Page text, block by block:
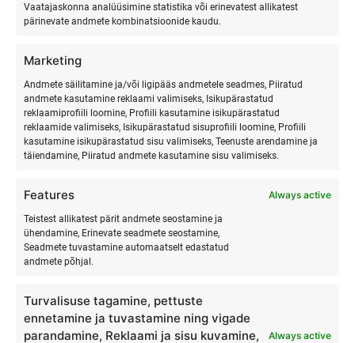
Vaatajaskonna analüüsimine statistika või erinevatest allikatest
pärinevate andmete kombinatsioonide kaudu.
Marketing
Andmete säilitamine ja/või ligipääs andmetele seadmes, Piiratud
andmete kasutamine reklaami valimiseks, Isikupärastatud
reklaamiprofiili loomine, Profiili kasutamine isikupärastatud
reklaamide valimiseks, Isikupärastatud sisuprofiili loomine, Profiili
kasutamine isikupärastatud sisu valimiseks, Teenuste arendamine ja
täiendamine, Piiratud andmete kasutamine sisu valimiseks.
Features Always active
Teistest allikatest pärit andmete seostamine ja
ühendamine, Erinevate seadmete seostamine,
Seadmete tuvastamine automaatselt edastatud
andmete põhjal.
Turvalisuse tagamine, pettuste
ennetamine ja tuvastamine ning vigade
parandamine, Reklaami ja sisu kuvamine,
Always active
KÕIK
PARIMAD
IDEED FIRMA
2026 EESTIS